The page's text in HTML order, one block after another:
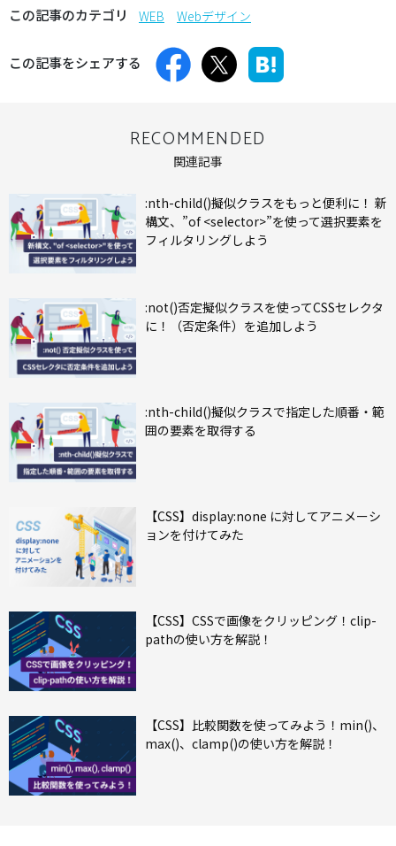
この記事のカテゴリ WEB Webデザイン
この記事をシェアする
RECOMMENDED
関連記事
:nth-child()擬似クラスをもっと便利に！ 新
構文、”of <selector>”を使って選択要素を
フィルタリングしよう
:not()否定擬似クラスを使ってCSSセレクタ
に！（否定条件）を追加しよう
:nth-child()擬似クラスで指定した順番・範
囲の要素を取得する
【CSS】display:none に対してアニメーシ
ョンを付けてみた
【CSS】CSSで画像をクリッピング！clip-
pathの使い方を解説！
【CSS】比較関数を使ってみよう！min()、
max()、clamp()の使い方を解説！